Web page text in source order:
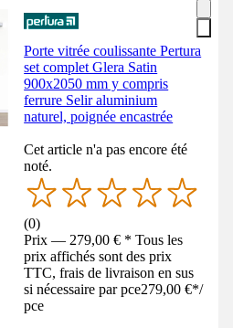
Porte vitrée coulissante Pertura
set complet Glera Satin
900x2050 mm y compris
ferrure Selir aluminium
naturel, poignée encastrée
Cet article n'a pas encore été
noté.
(0)
Prix — 279,00 € * Tous les
prix affichés sont des prix
TTC, frais de livraison en sus
si nécessaire par pce279,00 €*/
pce